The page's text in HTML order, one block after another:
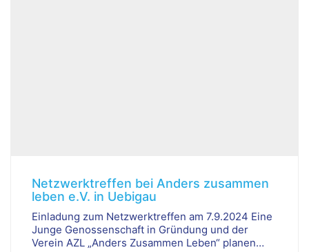
Netzwerktreffen bei Anders zusammen
leben e.V. in Uebigau
Einladung zum Netzwerktreffen am 7.9.2024 Eine
Junge Genossenschaft in Gründung und der
Verein AZL „Anders Zusammen Leben“ planen…